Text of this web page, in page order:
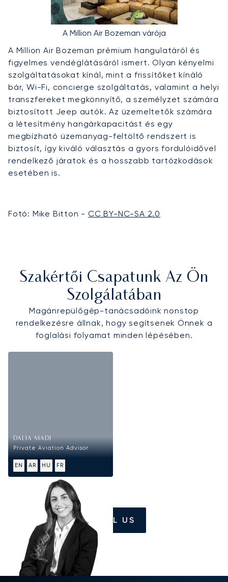
A Million Air Bozeman várója
A Million Air Bozeman prémium hangulatáról és
figyelmes vendéglátásáról ismert. Olyan kényelmi
szolgáltatásokat kínál, mint a frissítőket kínáló
bár, Wi-Fi, concierge szolgáltatás, valamint a helyi
transzfereket megkönnyítő, a személyzet számára
biztosított Jeep autók. Az üzemeltetők számára
a létesítmény hangárkapacitást és egy
megbízható üzemanyag-feltöltő rendszert is
biztosít, így kiváló választás a gyors fordulóidővel
rendelkező járatok és a hosszabb tartózkodások
esetében is.
Fotó: Mike Bitton -CC BY-NC-SA 2.0
Szakértői Csapatunk Az Ön
Szolgálatában
Magánrepülőgép-tanácsadóink nonstop
rendelkezésre állnak, hogy segítsenek Önnek a
foglalási folyamat minden lépésében.
DALIA MADI
Private Aviation Advisor
EN AR HU FR
CALL US